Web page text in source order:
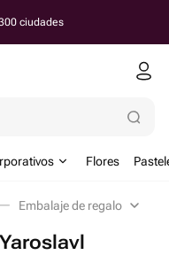
ciudades
Flores
Embalaje de regalo